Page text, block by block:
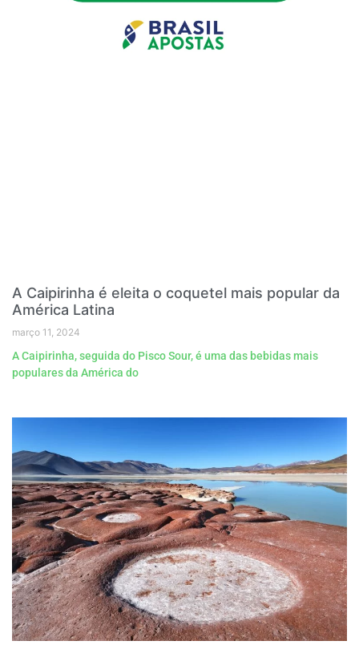
A Caipirinha é eleita o coquetel mais popular da
América Latina
março 11, 2024
A Caipirinha, seguida do Pisco Sour, é uma das bebidas mais
populares da América do